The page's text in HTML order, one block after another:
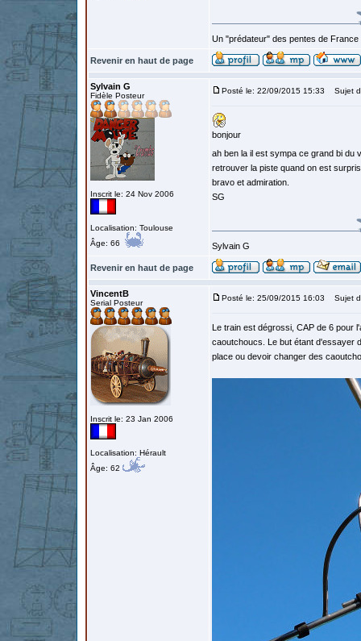
Un "prédateur" des pentes de
Revenir en haut de page
Sylvain G
Fidèle Posteur
Inscrit le: 24 Nov 2006
Localisation: Toulouse
Âge: 66
Posté le: 22/09/2015 15:33 Sujet
bonjour
ah ben la il est sympa ce grand bi du
retrouver la piste quand on est
bravo et admiration.
SG
Sylvain G
Revenir en haut de page
VincentB
Serial Posteur
Inscrit le: 23 Jan 2006
Localisation: Hérault
Âge: 62
Posté le: 25/09/2015 16:03 Sujet
Le train est dégrossi, CAP de 6 pour
caoutchoucs. Le but étant d'essayer
place ou devoir changer des